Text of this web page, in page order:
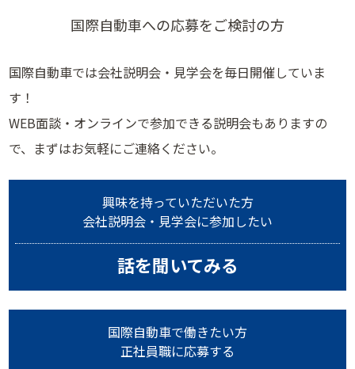
国際自動車への応募をご検討の方
国際自動車では会社説明会・見学会を毎日開催していま
す！
WEB面談・オンラインで参加できる説明会もありますの
で、まずはお気軽にご連絡ください。
興味を持っていただいた方
会社説明会・見学会に参加したい
話を聞いてみる
国際自動車で働きたい方
正社員職に応募する